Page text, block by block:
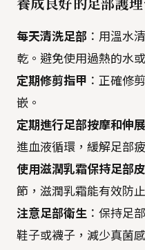
每天清洗足部 ：用溫水
乾。避免使用過熱的水
定期修剪指甲 ：正確修
嵌。
定期進行足部按摩和伸
進血液循環，緩解足部
使用滋潤乳霜保持足部
節，滋潤乳霜能有效防
注意足部衛生 ：保持足
鞋子或襪子，減少真菌